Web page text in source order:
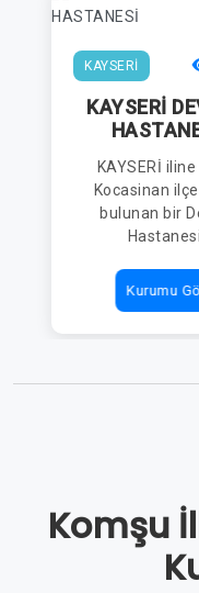
KAYSERİ
KAYSERİ
KAYSERİ iline
Kocasinan
bulunan bir
Hastanesi.
Kurumu
Komşu